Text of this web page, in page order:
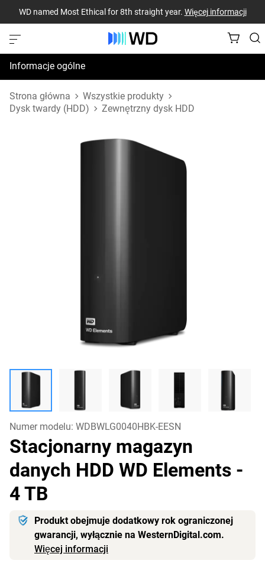
WD named Most Ethical for 8th straight year. Więcej informacji
Informacje ogólne
Dane techniczne
Strona główna
Wszystkie produkty
Dysk twardy (HDD)
Zewnętrzny dysk HDD
Numer modelu: WDBWLG0040HBK-EESN
Stacjonarny magazyn
danych HDD WD Elements -
4 TB
Produkt obejmuje dodatkowy rok ograniczonej
gwarancji, wyłącznie na WesternDigital.com.
Więcej informacji